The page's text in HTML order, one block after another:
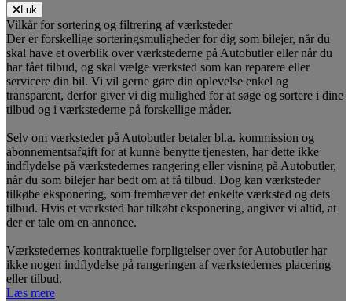
Luk
Vilkår for sortering og filtrering af værksteder
Der er forskellige sorteringsmuligheder for dig som bilejer, når du
skal have et overblik over værkstederne på Autobutler eller når du
har fået tilbud, og skal vælge værksted som kan reparere eller
servicere din bil. Vi vil gerne gøre din oplevelse enkel og
transparent, derfor giver vi dig mulighed for at søge og sortere i dine
tilbud og i værkstederne på forskellige måder.
Selv om værksteder på Autobutler betaler bl.a. kommission og
abonnementsafgift for at kunne benytte tjenesten, har dette ikke
indflydelse på værkstedernes rangering eller visning på Autobutler,
når du som bilejer har bedt om at få tilbud. Dog kan værksteder
tilkøbe eksponering, som fremhæver det enkelte værksted og dets
tilbud. Hvis et værksted har tilkøbt eksponering, angiver vi altid, at
der er tale om en annonce.
Værkstedernes kontraktuelle forpligtelser over for Autobutler har
ikke nogen indflydelse på rangeringen af værkstedernes placering
eller tilbud.
Læs mere